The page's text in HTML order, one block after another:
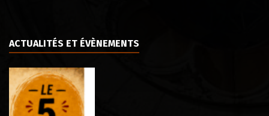
ACTUALITÉS ET ÉVÈNEMENTS